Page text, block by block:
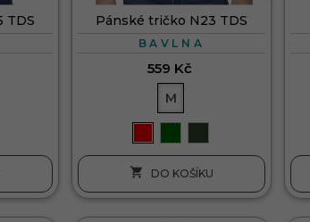
TDS Pánské tričko N23 TDS
BAVLNA
559 Kč
M
 DO KOŠÍKU